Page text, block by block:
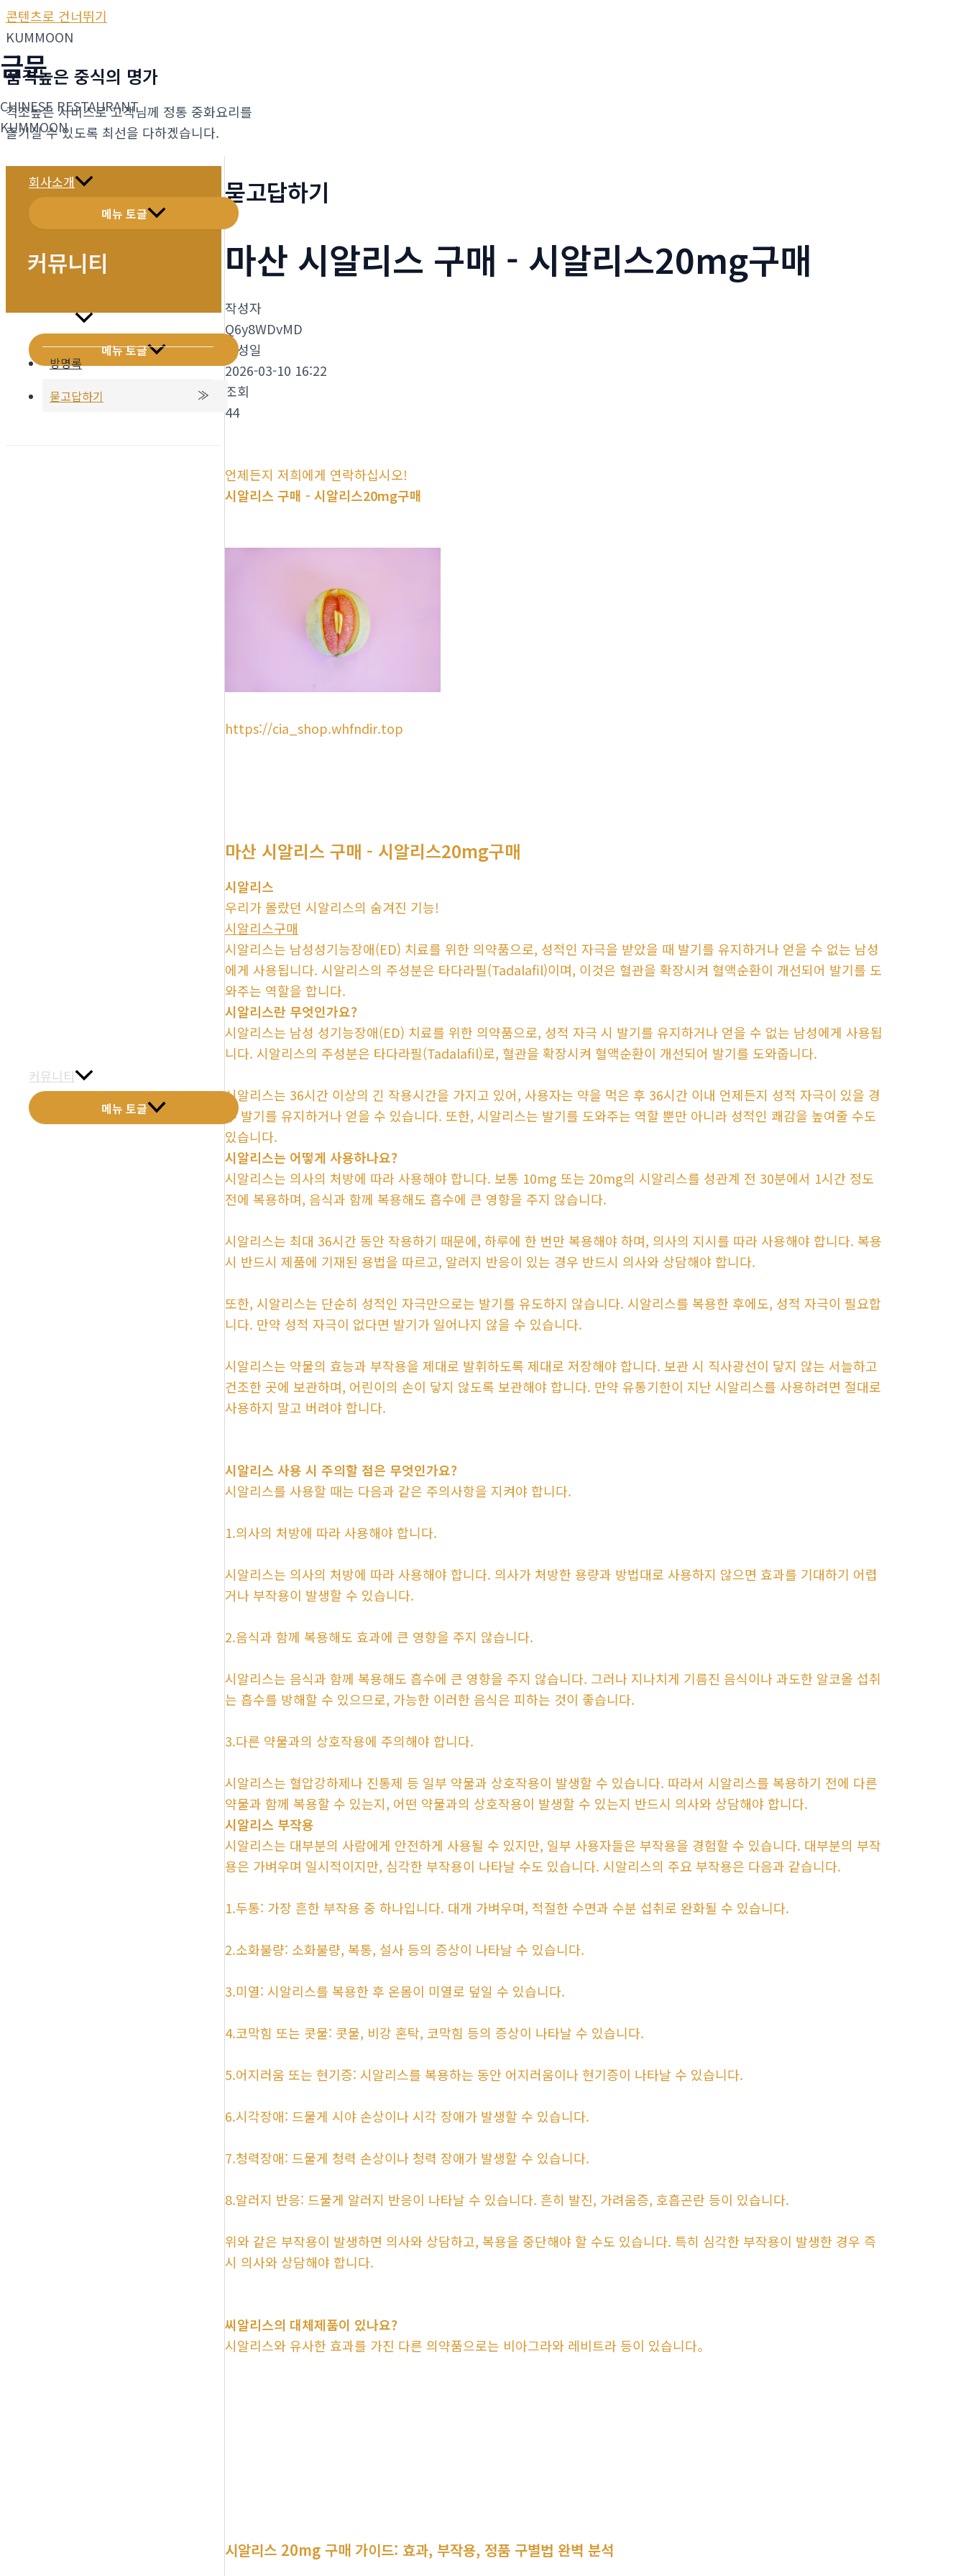
콘텐츠로 건너뛰기
금문
CHINESE RESTAURANT
KUMMOON
회사소개
메뉴 토글
메뉴소개
메뉴 토글
커뮤니티
메뉴 토글
KUMMOON
품격높은 중식의 명가
격조높은 서비스로 고객님께 정통 중화요리를
즐기실 수 있도록 최선을 다하겠습니다.
커뮤니티
방명록
묻고답하기
묻고답하기
마산 시알리스 구매 - 시알리스20mg구매
작성자
Q6y8WDvMD
작성일
2026-03-10 16:22
조회
44
언제든지 저희에게 연락하십시오!
시알리스 구매 - 시알리스20mg구매
https://cia_shop.whfndir.top
마산 시알리스 구매 - 시알리스20mg구매
시알리스
우리가 몰랐던 시알리스의 숨겨진 기능!
시알리스구매
시알리스는 남성성기능장애(ED) 치료를 위한 의약품으로, 성적인 자극을 받았을 때 발기를 유지하거나 얻을 수 없는 남성
에게 사용됩니다. 시알리스의 주성분은 타다라필(Tadalafil)이며, 이것은 혈관을 확장시켜 혈액순환이 개선되어 발기를 도
와주는 역할을 합니다.
시알리스란 무엇인가요?
시알리스는 남성 성기능장애(ED) 치료를 위한 의약품으로, 성적 자극 시 발기를 유지하거나 얻을 수 없는 남성에게 사용됩
니다. 시알리스의 주성분은 타다라필(Tadalafil)로, 혈관을 확장시켜 혈액순환이 개선되어 발기를 도와줍니다.
시알리스는 36시간 이상의 긴 작용시간을 가지고 있어, 사용자는 약을 먹은 후 36시간 이내 언제든지 성적 자극이 있을 경
우 발기를 유지하거나 얻을 수 있습니다. 또한, 시알리스는 발기를 도와주는 역할 뿐만 아니라 성적인 쾌감을 높여줄 수도
있습니다.
시알리스는 어떻게 사용하나요?
시알리스는 의사의 처방에 따라 사용해야 합니다. 보통 10mg 또는 20mg의 시알리스를 성관계 전 30분에서 1시간 정도
전에 복용하며, 음식과 함께 복용해도 흡수에 큰 영향을 주지 않습니다.
시알리스는 최대 36시간 동안 작용하기 때문에, 하루에 한 번만 복용해야 하며, 의사의 지시를 따라 사용해야 합니다. 복용
시 반드시 제품에 기재된 용법을 따르고, 알러지 반응이 있는 경우 반드시 의사와 상담해야 합니다.
또한, 시알리스는 단순히 성적인 자극만으로는 발기를 유도하지 않습니다. 시알리스를 복용한 후에도, 성적 자극이 필요합
니다. 만약 성적 자극이 없다면 발기가 일어나지 않을 수 있습니다.
시알리스는 약물의 효능과 부작용을 제대로 발휘하도록 제대로 저장해야 합니다. 보관 시 직사광선이 닿지 않는 서늘하고
건조한 곳에 보관하며, 어린이의 손이 닿지 않도록 보관해야 합니다. 만약 유통기한이 지난 시알리스를 사용하려면 절대로
사용하지 말고 버려야 합니다.
시알리스 사용 시 주의할 점은 무엇인가요?
시알리스를 사용할 때는 다음과 같은 주의사항을 지켜야 합니다.
1.의사의 처방에 따라 사용해야 합니다.
시알리스는 의사의 처방에 따라 사용해야 합니다. 의사가 처방한 용량과 방법대로 사용하지 않으면 효과를 기대하기 어렵
거나 부작용이 발생할 수 있습니다.
2.음식과 함께 복용해도 효과에 큰 영향을 주지 않습니다.
시알리스는 음식과 함께 복용해도 흡수에 큰 영향을 주지 않습니다. 그러나 지나치게 기름진 음식이나 과도한 알코올 섭취
는 흡수를 방해할 수 있으므로, 가능한 이러한 음식은 피하는 것이 좋습니다.
3.다른 약물과의 상호작용에 주의해야 합니다.
시알리스는 혈압강하제나 진통제 등 일부 약물과 상호작용이 발생할 수 있습니다. 따라서 시알리스를 복용하기 전에 다른
약물과 함께 복용할 수 있는지, 어떤 약물과의 상호작용이 발생할 수 있는지 반드시 의사와 상담해야 합니다.
시알리스 부작용
시알리스는 대부분의 사람에게 안전하게 사용될 수 있지만, 일부 사용자들은 부작용을 경험할 수 있습니다. 대부분의 부작
용은 가벼우며 일시적이지만, 심각한 부작용이 나타날 수도 있습니다. 시알리스의 주요 부작용은 다음과 같습니다.
1.두통: 가장 흔한 부작용 중 하나입니다. 대개 가벼우며, 적절한 수면과 수분 섭취로 완화될 수 있습니다.
2.소화불량: 소화불량, 복통, 설사 등의 증상이 나타날 수 있습니다.
3.미열: 시알리스를 복용한 후 온몸이 미열로 덮일 수 있습니다.
4.코막힘 또는 콧물: 콧물, 비강 혼탁, 코막힘 등의 증상이 나타날 수 있습니다.
5.어지러움 또는 현기증: 시알리스를 복용하는 동안 어지러움이나 현기증이 나타날 수 있습니다.
6.시각장애: 드물게 시야 손상이나 시각 장애가 발생할 수 있습니다.
7.청력장애: 드물게 청력 손상이나 청력 장애가 발생할 수 있습니다.
8.알러지 반응: 드물게 알러지 반응이 나타날 수 있습니다. 흔히 발진, 가려움증, 호흡곤란 등이 있습니다.
위와 같은 부작용이 발생하면 의사와 상담하고, 복용을 중단해야 할 수도 있습니다. 특히 심각한 부작용이 발생한 경우 즉
시 의사와 상담해야 합니다.
씨알리스의 대체제품이 있나요?
시알리스와 유사한 효과를 가진 다른 의약품으로는 비아그라와 레비트라 등이 있습니다。
시알리스 20mg 구매 가이드: 효과, 부작용, 정품 구별법 완벽 분석